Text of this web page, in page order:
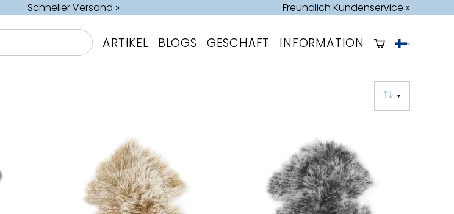
Schneller Versand » Freundlich Kundenservice »
ARTIKEL BLOGS GESCHÄFT INFORMATION
▼